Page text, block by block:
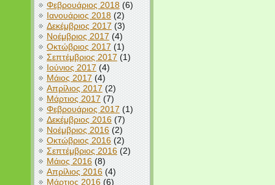
Φεβρουάριος 2018(6)
Ιανουάριος 2018(2)
Δεκέμβριος 2017 (3)
Νοέμβριος 2017(4)
Οκτώβριος 2017(1)
Σεπτέμβριος 2017 (1)
Ιούνιος 2017 (4)
Μάιος 2017 (4)
Απρίλιος 2017 (2)
Μάρτιος 2017 (7)
Φεβρουάριος 2017(1)
Δεκέμβριος 2016(7)
Νοέμβριος 2016(2)
Οκτώβριος 2016(2)
Σεπτέμβριος 2016(2)
Μάιος 2016(8)
Απρίλιος 2016(4)
Μάρτιος 2016(6)